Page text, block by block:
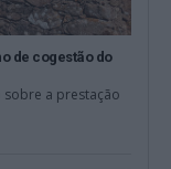
de cogestão do
sobre a prestação